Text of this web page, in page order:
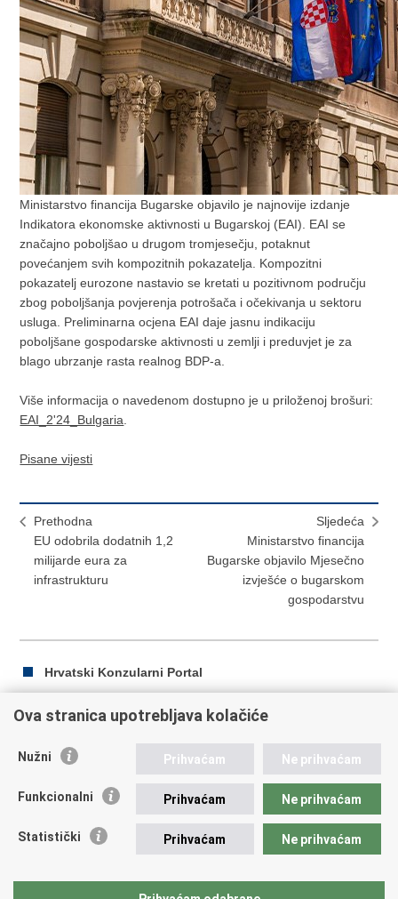
Ministarstvo financija Bugarske objavilo je najnovije izdanje
Indikatora ekonomske aktivnosti u Bugarskoj (EAI). EAI se
značajno poboljšao u drugom tromjesečju, potaknut
povećanjem svih kompozitnih pokazatelja. Kompozitni
pokazatelj eurozone nastavio se kretati u pozitivnom području
zbog poboljšanja povjerenja potrošača i očekivanja u sektoru
usluga. Preliminarna ocjena EAI daje jasnu indikaciju
poboljšane gospodarske aktivnosti u zemlji i preduvjet je za
blago ubrzanje rasta realnog BDP-a.
Više informacija o navedenom dostupno je u priloženoj brošuri:
EAI_2'24_Bulgaria
Pisane vijesti
Prethodna
EU odobrila dodatnih 1,2
milijarde eura za
infrastrukturu
Sljedeća
Ministarstvo financija
Bugarske objavilo Mjesečno
izvješće o bugarskom
gospodarstvu
Hrvatski Konzularni Portal
Ispiši
Podijeli
Facebooku
Twitteru
Republika Hrvatska
Trg N.Š. Zrinskog 7-8, 10000 Zagreb
fax: +385 (0)1 4551 795, +385 (0)1 4920 149
Ova stranica upotrebljava kolačiće
Nužni Prihvaćam Ne prihvaćam
Funkcionalni Prihvaćam Ne prihvaćam
Statistički Prihvaćam Ne prihvaćam